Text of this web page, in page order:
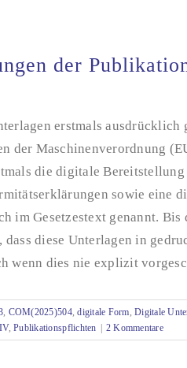
der
erstmals ausdrücklich
der Maschinenverordnung
die digitale
sowie eine
im Gesetzestext genannt. Bis
dass diese Unterlagen in
wenn dies nie explizit
, COM(2025)504,digitale Form,Digitale
,Publikationspflichten 2 Kommentare